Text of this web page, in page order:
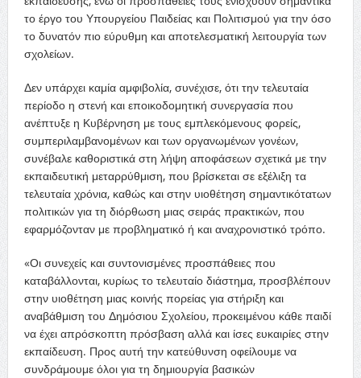
το έργο του Υπουργείου Παιδείας και Πολιτισμού για την όσο
το δυνατόν πιο εύρυθμη και αποτελεσματική λειτουργία των
σχολείων.
Δεν υπάρχει καμία αμφιβολία, συνέχισε, ότι την τελευταία
περίοδο η στενή και εποικοδομητική συνεργασία που
ανέπτυξε η Κυβέρνηση με τους εμπλεκόμενους φορείς,
συμπεριλαμβανομένων και των οργανωμένων γονέων,
συνέβαλε καθοριστικά στη λήψη αποφάσεων σχετικά με την
εκπαιδευτική μεταρρύθμιση, που βρίσκεται σε εξέλιξη τα
τελευταία χρόνια, καθώς και στην υιοθέτηση σημαντικότατων
πολιτικών για τη διόρθωση μιας σειράς πρακτικών, που
εφαρμόζονταν με προβληματικό ή και αναχρονιστικό τρόπο.
«Οι συνεχείς και συντονισμένες προσπάθειες που
καταβάλλονται, κυρίως το τελευταίο διάστημα, προσβλέπουν
στην υιοθέτηση μιας κοινής πορείας για στήριξη και
αναβάθμιση του Δημόσιου Σχολείου, προκειμένου κάθε παιδί
να έχει απρόσκοπτη πρόσβαση αλλά και ίσες ευκαιρίες στην
εκπαίδευση. Προς αυτή την κατεύθυνση οφείλουμε να
συνδράμουμε όλοι για τη δημιουργία βασικών